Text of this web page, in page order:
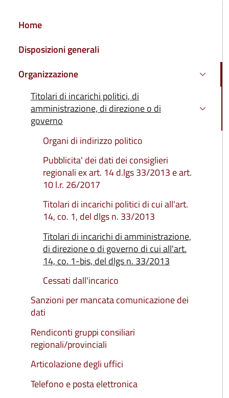
NAVIGAZIONE PRINCIPALE
Home
Disposizioni generali
Organizzazione
Attivo
Titolari di incarichi politici, di
amministrazione, di direzione o di
governo
Attivo
Organi di indirizzo politico
Pubblicita' dei dati dei consiglieri
regionali ex art. 14 d.lgs 33/2013 e art.
10 l.r. 26/2017
Titolari di incarichi politici di cui all'art.
14, co. 1, del dlgs n. 33/2013
Titolari di incarichi di amministrazione,
di direzione o di governo di cui all'art.
14, co. 1-bis, del dlgs n. 33/2013
Cessati dall'incarico
Sanzioni per mancata comunicazione dei
dati
Rendiconti gruppi consiliari
regionali/provinciali
Articolazione degli uffici
Telefono e posta elettronica